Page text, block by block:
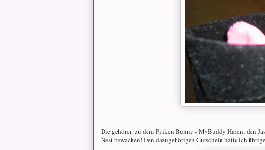
Die gehören zu dem Pinken Bunny - MyBuddy Hasen, den
Nest bewachen! Den dazugehörigen Gutschein hatte ich